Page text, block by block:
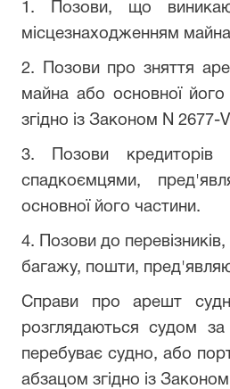
1. Позови, що
місцезнаходженням
2. Позови про зняття
майна або основної його
згідно із Законом N 2677-
3. Позови кредиторів
спадкоємцями,
основної його частини.
4. Позови до
багажу, пошти,
Справи про арешт
розглядаються судом
перебуває судно, або
абзацом згідно із